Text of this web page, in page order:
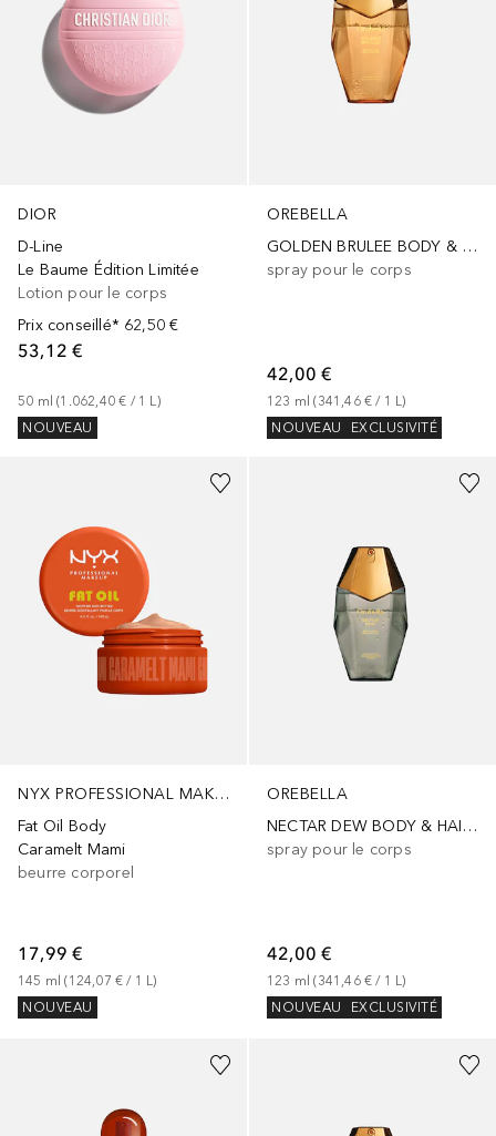
DIOR
D-Line
Le Baume Édition Limitée
Lotion pour le corps
Prix conseillé* 62,50 €
53,12 €
50 ml (1.062,40 € / 1 L)
NOUVEAU
OREBELLA
GOLDEN BRULEE BODY & HAIR PERFUME MIST
spray pour le corps
42,00 €
123 ml (341,46 € / 1 L)
NOUVEAU
EXCLUSIVITÉ
NYX PROFESSIONAL MAKEUP
Fat Oil Body
Caramelt Mami
beurre corporel
17,99 €
145 ml (124,07 € / 1 L)
NOUVEAU
OREBELLA
NECTAR DEW BODY & HAIR PERFUME MIST
spray pour le corps
42,00 €
123 ml (341,46 € / 1 L)
NOUVEAU
EXCLUSIVITÉ